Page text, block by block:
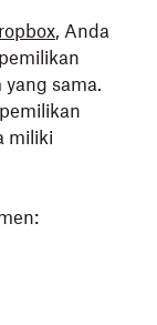
, Anda
sama.
miliki